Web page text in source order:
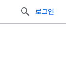
로그인